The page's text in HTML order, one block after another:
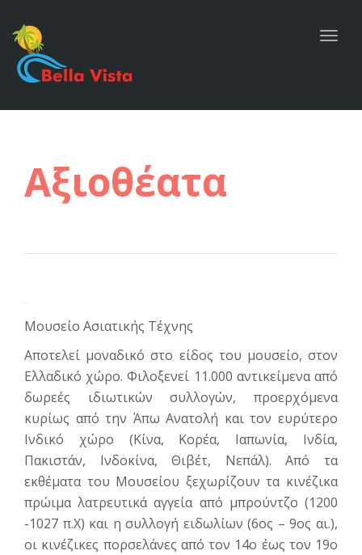
Αξιοθέατα
Μουσείο Ασιατικής Τέχνης
Αποτελεί μοναδικό στο είδος του μουσείο, στον
Ελλαδικό χώρο. Φιλοξενεί 11.000 αντικείμενα από
δωρεές ιδιωτικών συλλογών, προερχόμενα
κυρίως από την Άπω Ανατολή και τον ευρύτερο
Ινδικό χώρο (Κίνα, Κορέα, Ιαπωνία, Ινδία,
Πακιστάν, Ινδοκίνα, Θιβέτ, Νεπάλ). Από τα
εκθέματα του Μουσείου ξεχωρίζουν τα κινέζικα
πρώιμα λατρευτικά αγγεία από μπρούντζο (1200
-1027 π.Χ) και η συλλογή ειδωλίων (6ος – 9ος αι.),
οι κινέζικες πορσελάνες από τον 14ο έως τον 19ο